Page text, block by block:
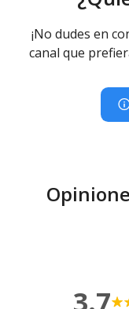
¡No dudes en
canal que
3.7